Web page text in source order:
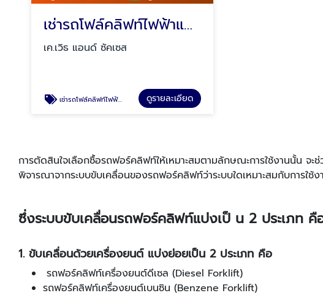
เช่ารถโฟล์คลิฟท์ไฟฟ้าแบบยืน
เค.เวิธ แอนด์ ซัคเซส
เช่ารถโฟล์คลิฟท์ไฟฟ้าแบบนั่งขับ ดูรายละเอียด
การตัดสินใจเลือกซื้อรถฟอร์คลิฟท์ให้เหมาะสมตามลักษณะการใช้งานนั้น จะ
พิจารณาจากระบบขับเคลื่อนของรถฟอร์คลิฟท์ว่าระบบใดเหมาะสมกับการใช้ง
ซึ่งระบบขับเคลื่อนรถฟอร์คลิฟท์แบ่งเป็ น 2 ประเภท คื
1. ขับเคลื่อนด้วยเครื่องยนต์ แบ่งย่อยเป็น 2 ประเภท คือ
รถฟอร์คลิฟท์เครื่องยนต์ดีเซล (Diesel Forklift)
รถฟอร์คลิฟท์เครื่องยนต์เบนซิน (Benzene Forklift)